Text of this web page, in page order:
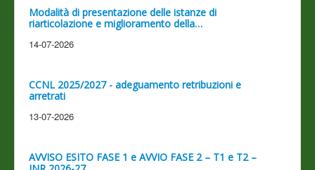
Modalità di presentazione delle istanze di
riarticolazione e miglioramento della…
14-07-2026
CCNL 2025/2027 - adeguamento retribuzioni e
arretrati
13-07-2026
AVVISO ESITO FASE 1 e AVVIO FASE 2 – T1 e T2 –